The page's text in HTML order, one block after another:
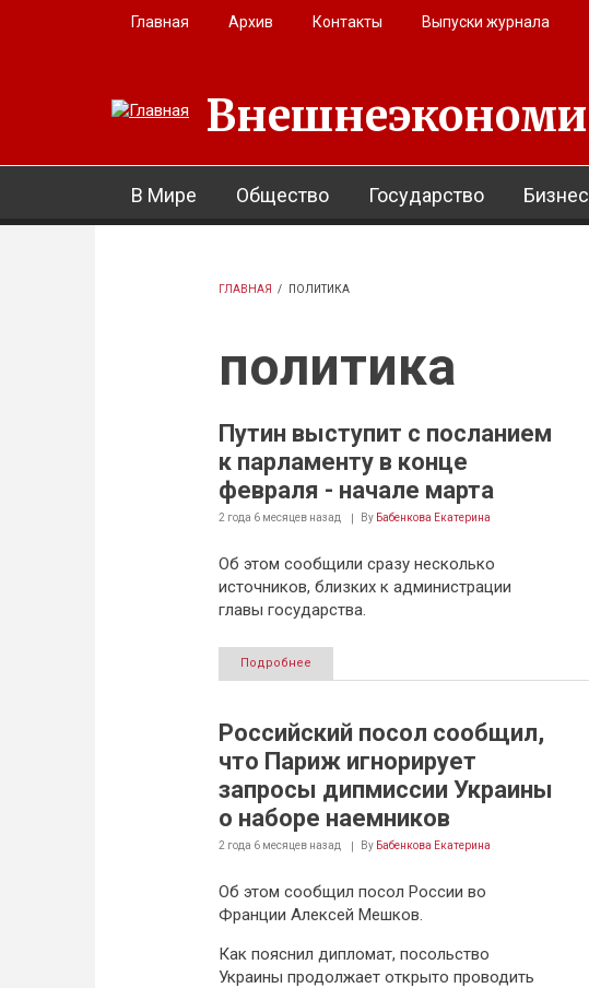
Перейти к основному содержанию
Главная Архив Контакты Выпуски журнала
В Мире Общество Государство Бизнес
ГЛАВНАЯ / ПОЛИТИКА
политика
Путин выступит с посланием
к парламенту в конце
февраля - начале марта
2 года 6 месяцевназад By Бабенкова Екатерина
Об этом сообщили сразу несколько
источников, близких к администрации
главы государства.
Подробнее
Российский посол сообщил,
что Париж игнорирует
запросы дипмиссии Украины
о наборе наемников
2 года 6 месяцевназад By Бабенкова Екатерина
Об этом сообщил посол России во
Франции Алексей Мешков.
Как пояснил дипломат, посольство
Украины продолжает открыто проводить